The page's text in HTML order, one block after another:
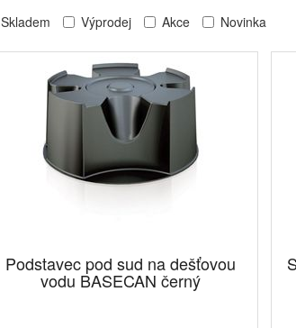
Skladem Výprodej Akce Novinka
Podstavec pod sud na dešťovou
vodu BASECAN černý